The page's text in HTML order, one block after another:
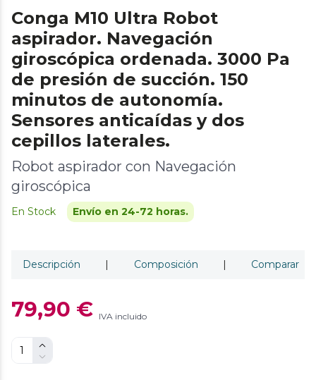
Conga M10 Ultra Robot
aspirador. Navegación
giroscópica ordenada. 3000 Pa
de presión de succión. 150
minutos de autonomía.
Sensores anticaídas y dos
cepillos laterales.
Robot aspirador con Navegación
giroscópica
En Stock Envío en 24-72 horas.
Descripción | Composición | Comparar
79,90 € IVA incluido